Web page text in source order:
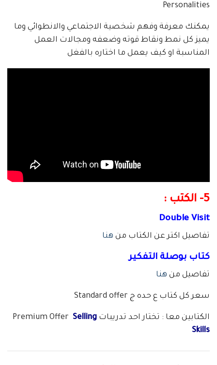
Personalities
يمكنك معرفة وفهم شخصية الاجتماعي والانطوائي وما
يميز كل نمط ونقاط قوته وضعفه ومجالات العمل
المناسبة او كيف يعمل ما اختاره بالفغل
5- الكتب :
Double Visit
تفاصيل اكتر عن الكتاب من هنا
كتاب بوصلة التفكير
تفاصيل من هنا
سعر كل كتاب ع حده ج Standard offer
الكتابين معا : تختار احد تدريبات Premium Offer Selling
Skills